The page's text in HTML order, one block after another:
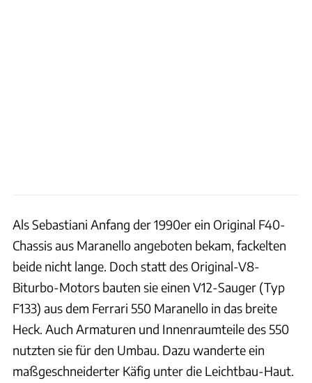
Als Sebastiani Anfang der 1990er ein Original F40-
Chassis aus Maranello angeboten bekam, fackelten
beide nicht lange. Doch statt des Original-V8-
Biturbo-Motors bauten sie einen V12-Sauger (Typ
F133) aus dem Ferrari 550 Maranello in das breite
Heck. Auch Armaturen und Innenraumteile des 550
nutzten sie für den Umbau. Dazu wanderte ein
maßgeschneiderter Käfig unter die Leichtbau-Haut.